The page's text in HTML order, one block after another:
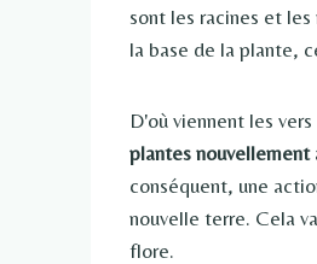
sont les racines et
la base de la plante,
D'où viennent les
plantes nouvellement
conséquent, une
nouvelle terre. Cela
flore.